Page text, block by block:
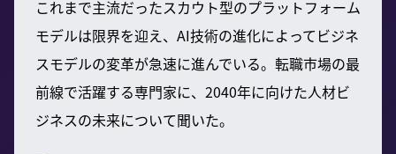
これまで主流だったスカウト型のプラットフォーム
モデルは限界を迎え、AI技術の進化によってビジネ
スモデルの変革が急速に進んでいる。転職市場の最
前線で活躍する専門家に、2040年に向けた人材ビ
ジネスの未来について聞いた。